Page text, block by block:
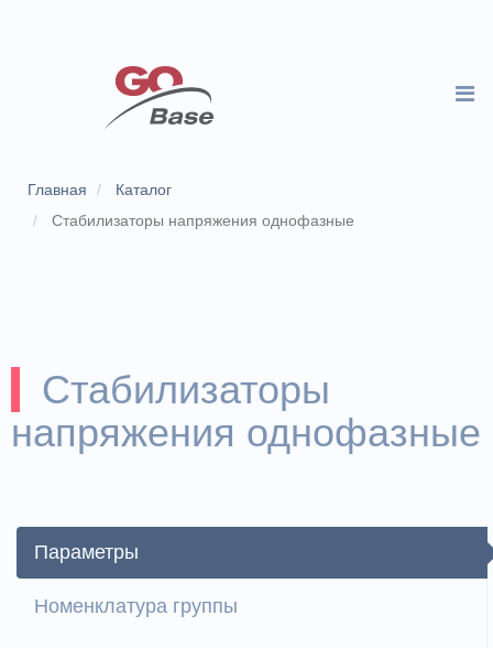
Главная
Каталог
Стабилизаторы напряжения однофазные
Стабилизаторы
напряжения однофазные
Параметры
Номенклатура группы